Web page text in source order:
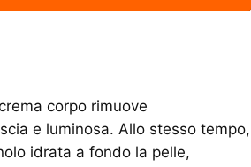
corpo rimuove
e luminosa. Allo stesso tempo,
idrata a fondo la pelle,